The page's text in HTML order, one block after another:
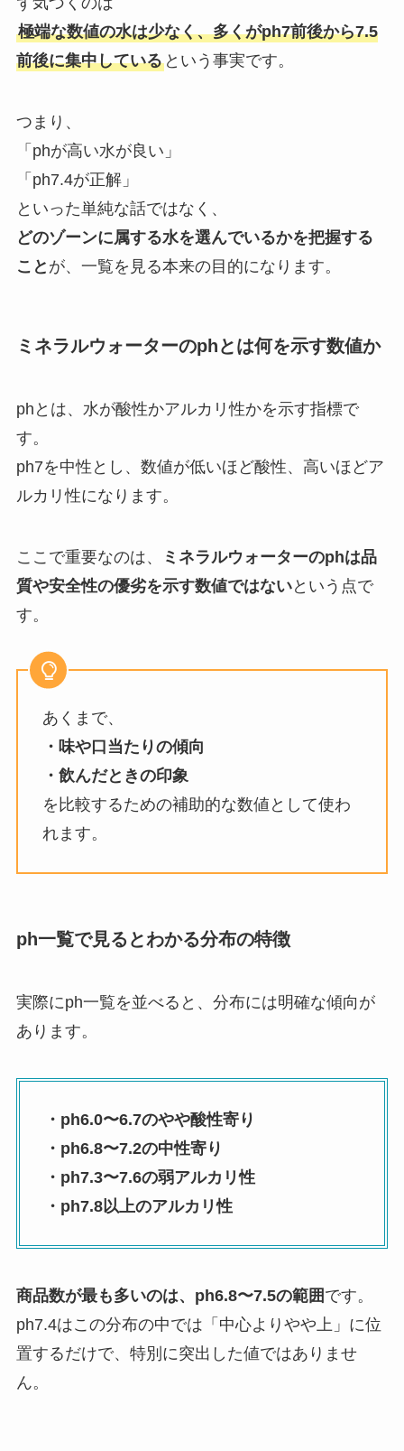
極端な数値の水は少なく、多くがph7前後から7.5
前後に集中しているという事実です。
つまり、
「phが高い水が良い」
「ph7.4が正解」
といった単純な話ではなく、
どのゾーンに属する水を選んでいるかを把握する
こと が、一覧を見る本来の目的になります。
ミネラルウォーターのphとは何を示す数値か
phとは、水が酸性かアルカリ性かを示す指標で
す。
ph7を中性とし、数値が低いほど酸性、高いほどア
ルカリ性になります。
ここで重要なのは、
ミネラルウォーターのphは品
質や安全性の優劣を示す数値ではないという点で
す。
あくまで、
・味や口当たりの傾向
・飲んだときの印象
を比較するための補助的な数値として使わ
れます。
ph一覧で見るとわかる分布の特徴
実際にph一覧を並べると、分布には明確な傾向が
あります。
・ph6.0〜6.7のやや酸性寄り
・ph6.8〜7.2の中性寄り
・ph7.3〜7.6の弱アルカリ性
・ph7.8以上のアルカリ性
商品数が最も多いのは、ph6.8〜7.5の範囲 です。
ph7.4はこの分布の中では「中心よりやや上」に位
置するだけで、特別に突出した値ではありませ
ん。